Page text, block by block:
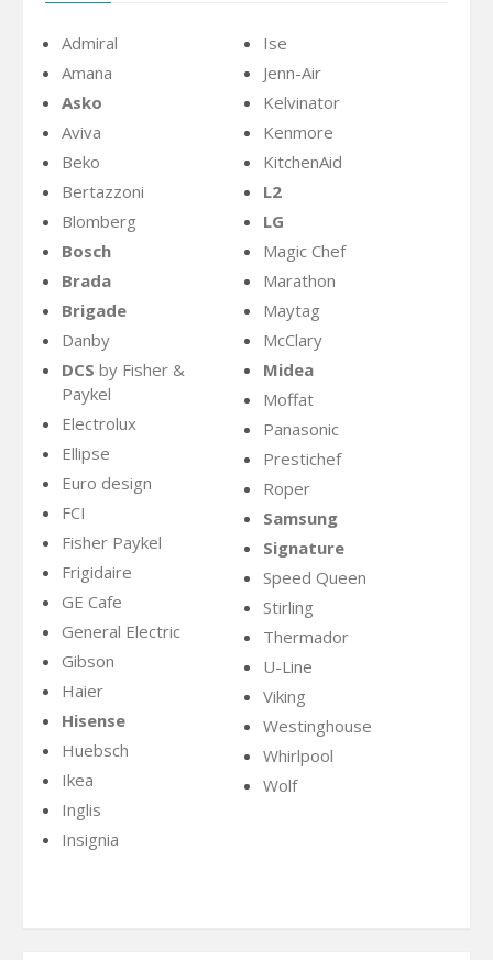
Admiral
Amana
Asko
Aviva
Beko
Bertazzoni
Blomberg
Bosch
Brada
Brigade
Danby
DCS by Fisher &
Paykel
Electrolux
Ellipse
Euro design
FCI
Fisher Paykel
Frigidaire
GE Cafe
General Electric
Gibson
Haier
Hisense
Huebsch
Ikea
Inglis
Insignia
Ise
Jenn-Air
Kelvinator
Kenmore
KitchenAid
L2
LG
Magic Chef
Marathon
Maytag
McClary
Midea
Moffat
Panasonic
Prestichef
Roper
Samsung
Signature
Speed Queen
Stirling
Thermador
U-Line
Viking
Westinghouse
Whirlpool
Wolf